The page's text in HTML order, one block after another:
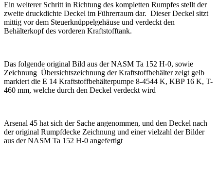
Ein weiterer Schritt in Richtung des kompletten Rumpfes stellt der
zweite druckdichte Deckel im Führerraum dar. Dieser Deckel sitzt
mittig vor dem Steuerknüppelgehäuse und verdeckt den
Behälterkopf des vorderen Kraftstofftank.
Das folgende original Bild aus der NASM Ta 152 H-0, sowie
Zeichnung Übersichtszeichnung der Kraftstoffbehälter zeigt gelb
markiert die E 14 Kraftstoffbehälterpumpe 8-4544 K, KBP 16 K, T-
460 mm, welche durch den Deckel verdeckt wird
Arsenal 45 hat sich der Sache angenommen, und den Deckel nach
der original Rumpfdecke Zeichnung und einer vielzahl der Bilder
aus der NASM Ta 152 H-0 angefertigt